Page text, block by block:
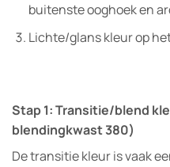
buitenste ooghoek en
Lichte/glans kleur op
Stap 1: Transitie/blend
blendingkwast 380)
De transitie kleur is vaak